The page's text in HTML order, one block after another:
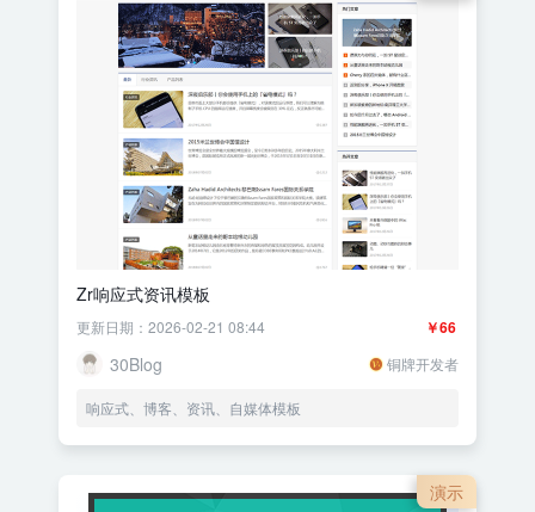
Zr响应式资讯模板
￥66
更新日期：2026-02-21 08:44
30Blog 铜牌开发者
响应式、博客、资讯、自媒体模板
演示